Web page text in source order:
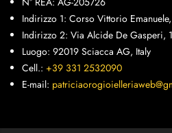
Indirizzo 1: Corso Vittorio
Indirizzo 2: Via Alcide De Gasperi,
Luogo: 92019 Sciacca AG, Italy
Cell.: +39 331 2532090
E-mail: